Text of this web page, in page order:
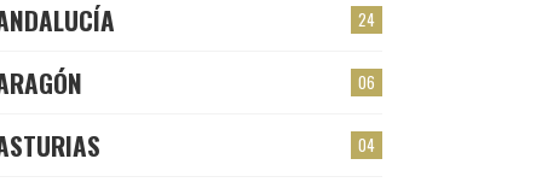
24
06
04